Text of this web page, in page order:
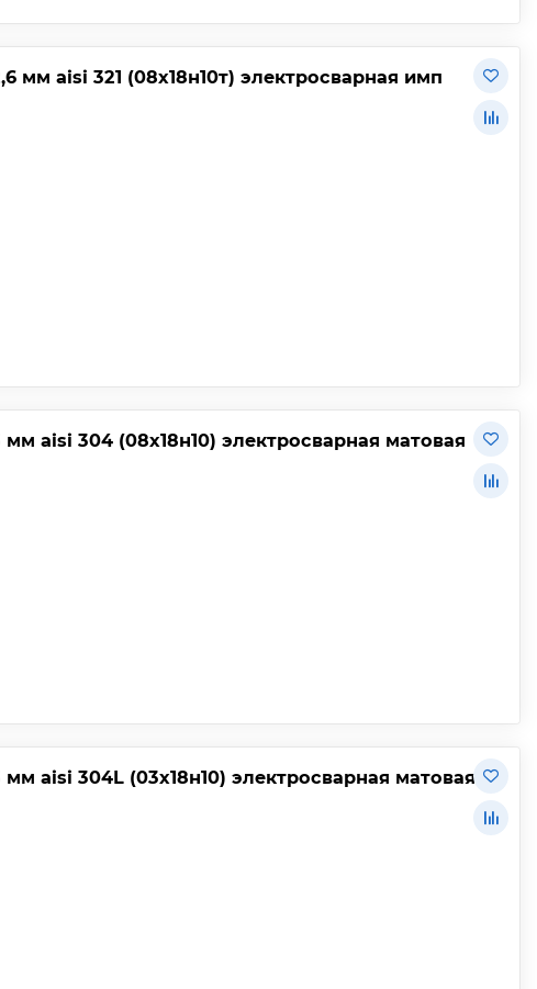
мм aisi 321 (08х18н10т) электросварная имп
aisi 304 (08х18н10) электросварная матовая
aisi 304L (03х18н10) электросварная матовая